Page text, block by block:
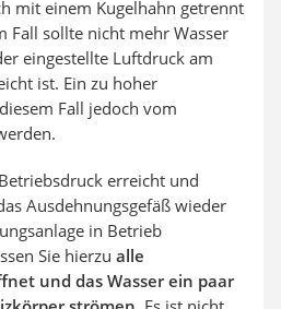
mit einem Kugelhahn getrennt
Fall sollte nicht mehr Wasser
eingestellte Luftdruck am
ist. Ein zu hoher
Fall jedoch vom
erreicht und
Ausdehnungsgefäß wieder
in Betrieb
Sie hierzu alle
und das Wasser ein paar